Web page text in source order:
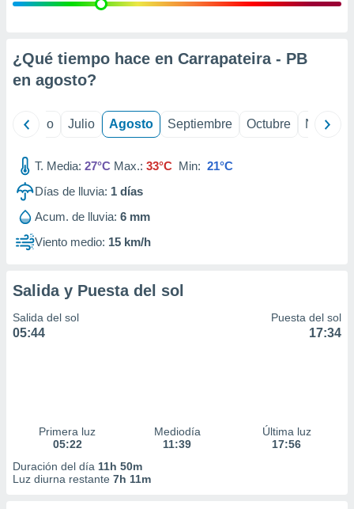
e
mediante
publicidad
de
1199
¿Qué tiempo hace en Carrapateira - PB
en agosto?
Junio Julio Agosto Septiembre Octubre
T. Media: 27°C Max.: 33°C Min: 21°C
Días de lluvia: 1 días
Acum. de lluvia: 6 mm
Viento medio: 15 km/h
Salida y Puesta del sol
Salida del sol
05:44
Puesta del sol
17:34
Primera luz
05:22
Mediodía
11:39
Última luz
17:56
Duración del día 11h 50m
Luz diurna restante 7h 11m